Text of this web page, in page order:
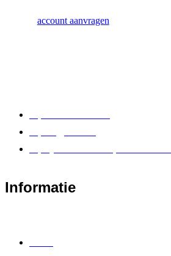
account aanvragen
Informatie